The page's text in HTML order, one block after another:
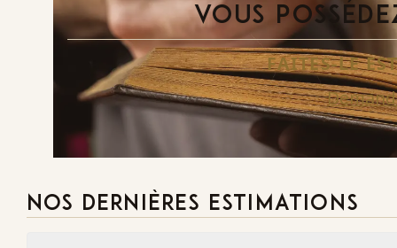
VOUS
FAITES-LE
NOS DERNIÈRES ESTIMATIONS